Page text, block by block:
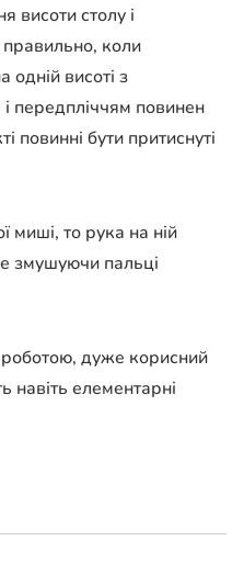
висоти столу і
правильно, коли
одній висоті з
передпліччям повинен
повинні бути притиснуті
миші, то рука на ній
змушуючи пальці
дуже корисний
елементарні